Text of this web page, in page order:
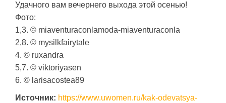
Удачного вам вечернего выхода этой осенью!
Фото:
1,3. © miaventuraconlamoda-miaventuraconla
2,8. © mysilkfairytale
4. © ruxandra
5,7. © viktoriyasen
6. © larisacostea89
Источник: https://www.uwomen.ru/kak-odevatsya-